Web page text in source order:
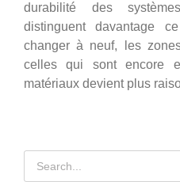
durabilité des
distinguent davantage
changer à neuf, les
celles qui sont encore
matériaux devient plus